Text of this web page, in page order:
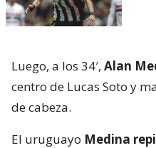
Luego, a los 34′, Alan
centro de Lucas Soto y
de cabeza.
El uruguayo Medina